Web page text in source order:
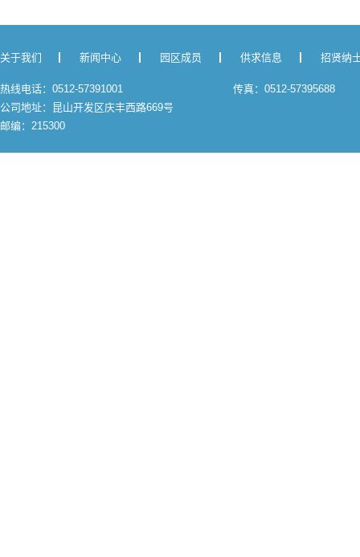
关于我们 新闻中心 园区成员 供求信息 招贤纳
热线电话：0512-57391001
传真：0512-57395688
公司地址：昆山开发区庆丰西路669号
邮编：215300